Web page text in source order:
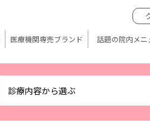
診療内容から選ぶ
医療機関専売ブランド 話題の院内メニ